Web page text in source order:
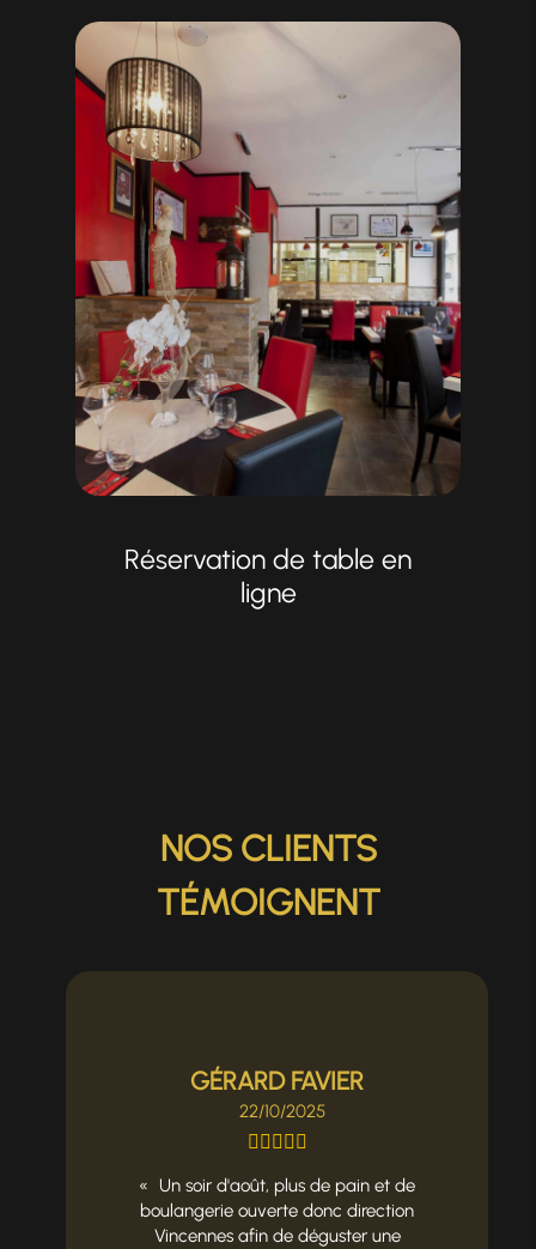
Réservation de table en
ligne
NOS CLIENTS
TÉMOIGNENT
GÉRARD FAVIER
22/10/2025
Un soir d'août, plus de pain et de
boulangerie ouverte donc direction
Vincennes afin de déguster une